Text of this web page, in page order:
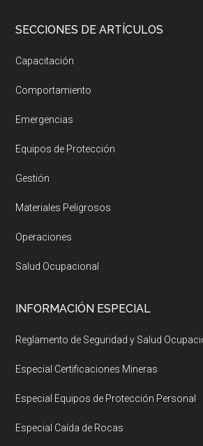
SECCIONES DE ARTÍCULOS
Capacitación
Comportamiento
Emergencias
Equipos de Protección
Gestión
Materiales Peligrosos
Operaciones
Salud Ocupacional
INFORMACIÓN ESPECIAL
Reglamento de Seguridad y Salud
Especial Certificaciones Mineras
Especial Equipos de Protección Personal
Especial Caída de Rocas